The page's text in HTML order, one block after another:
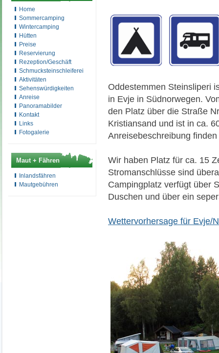
Home
Sommercamping
Wintercamping
Hütten
Preise
Reservierung
Rezeption/Geschäft
Schmucksteinschleiferei
Aktivitäten
Sehenswürdigkeiten
Anreise
Panoramabilder
Kontakt
Links
Fotogalerie
Maut + Fähren
Inlandsfähren
Mautgebühren
Oddestemmen Steinsliperi
in Evje in Südnorwegen.
den Platz über die Straße
Kristiansand und ist in ca.
Anreisebeschreibung
Wir haben Platz für ca. 15
Stromanschlüsse sind
Campingplatz verfügt über
Duschen und über ein
Wettervorhersage für Evje/